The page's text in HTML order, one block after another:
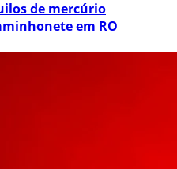
de mercúrio
em RO